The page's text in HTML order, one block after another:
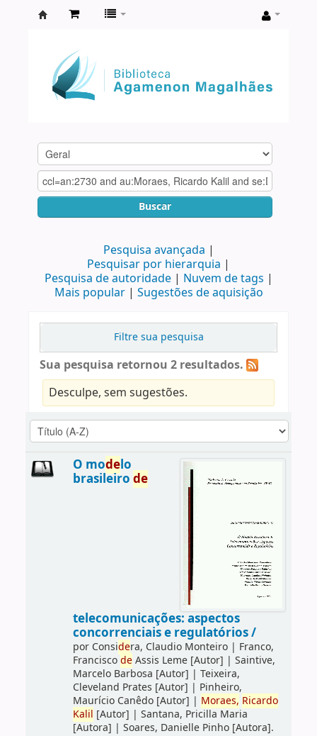
Agamenon
Magalhães
Buscar
Pesquisa avançada
Pesquisar por hierarquia
Pesquisa de autoridade
Nuvem de tags
Mais popular
Sugestões de aquisição
Filtre sua pesquisa
Sua pesquisa retornou 2 resultados.
Desculpe, sem sugestões.
O modelo
brasileiro de
telecomunicações: aspectos
concorrenciais e regulatórios /
por Considera, Claudio Monteiro| Franco,
FranciscodeAssis Leme[Autor] | Saintive,
Marcelo Barbosa [Autor] | Teixeira,
Cleveland Prates [Autor] | Pinheiro,
Maurício Canêdo[Autor] | Moraes, Ricardo
Kalil [Autor] | Santana, Pricilla Maria
[Autora] | Soares, Danielle Pinho[Autora].